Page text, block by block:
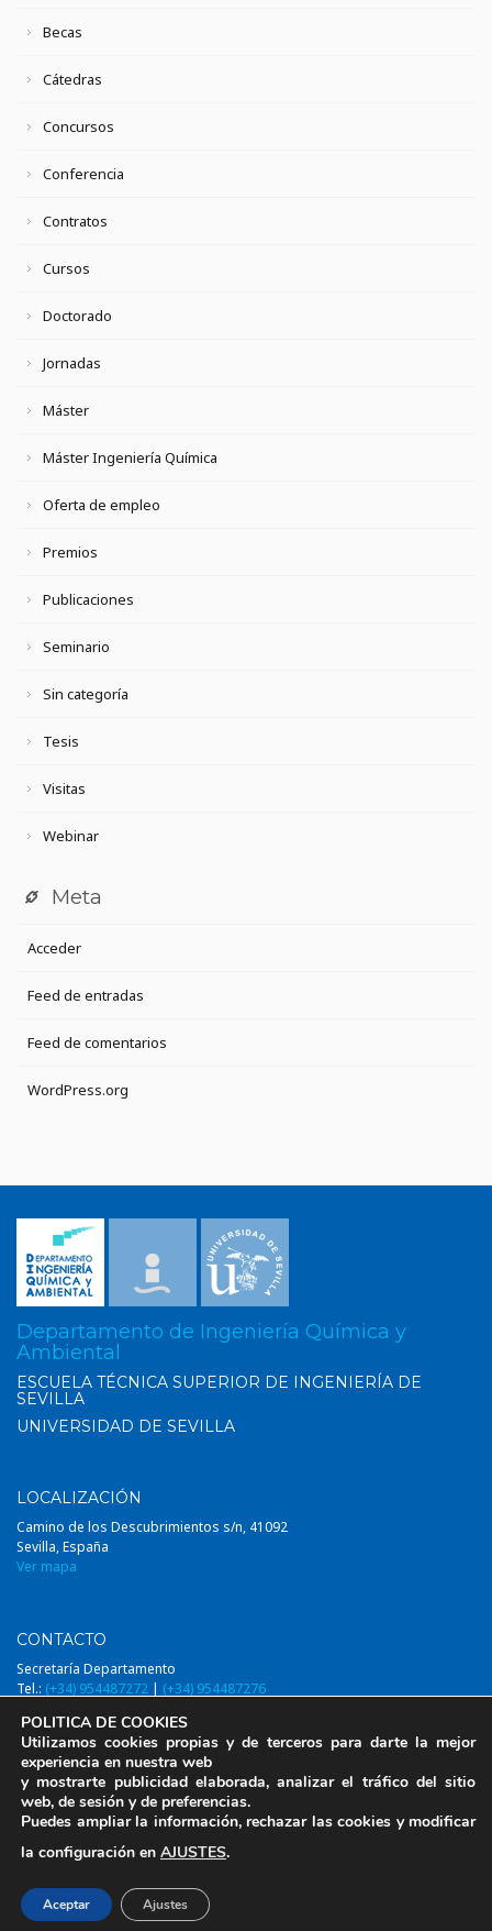
Becas
Cátedras
Concursos
Conferencia
Contratos
Cursos
Doctorado
Jornadas
Máster
Máster Ingeniería Química
Oferta de empleo
Premios
Publicaciones
Seminario
Sin categoría
Tesis
Visitas
Webinar
Meta
Acceder
Feed de entradas
Feed de comentarios
WordPress.org
Departamento de Ingeniería Química y
Ambiental
ESCUELA TÉCNICA SUPERIOR DE INGENIERÍA DE
SEVILLA
UNIVERSIDAD DE SEVILLA
LOCALIZACIÓN
Camino de los Descubrimientos s/n, 41092
Sevilla, España
Ver mapa
CONTACTO
Secretaría Departamento
Tel.: (+34) 954487272 | (+34) 954487276
© 2014-2026, DIQAUS (Departamento Ingeniería Química y Ambiental,
Universidad de Sevilla)
Aviso Legal
POLITICA DE COOKIES
Utilizamos cookies propias y de terceros para darte la mejor
experiencia en nuestra web
y mostrarte publicidad elaborada, analizar el tráfico del sitio
web, de sesión y de preferencias.
Puedes ampliar la información, rechazar las cookies y modificar
la configuración en AJUSTES.
Aceptar Ajustes